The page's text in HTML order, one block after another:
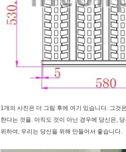
1개의 사진은 더 그림 후에 여기 있습니다. 그것
한다는 것을. 아직도 것이 아닌 경우에 당신은,
위하여, 우리는 당신을 위해 만들어서 좋습니다.